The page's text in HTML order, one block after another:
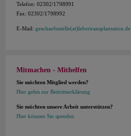
Telefon: 02302/1798991
Fax: 02302/1798992
E-Mail: geschaeftsstelle(at)lebertransplantation.de
Mitmachen - Mithelfen
Sie möchten Mitglied werden?
Hier gehts zur Beitrittserklärung
Sie möchten unsere Arbeit unterstützen?
Hier können Sie spenden